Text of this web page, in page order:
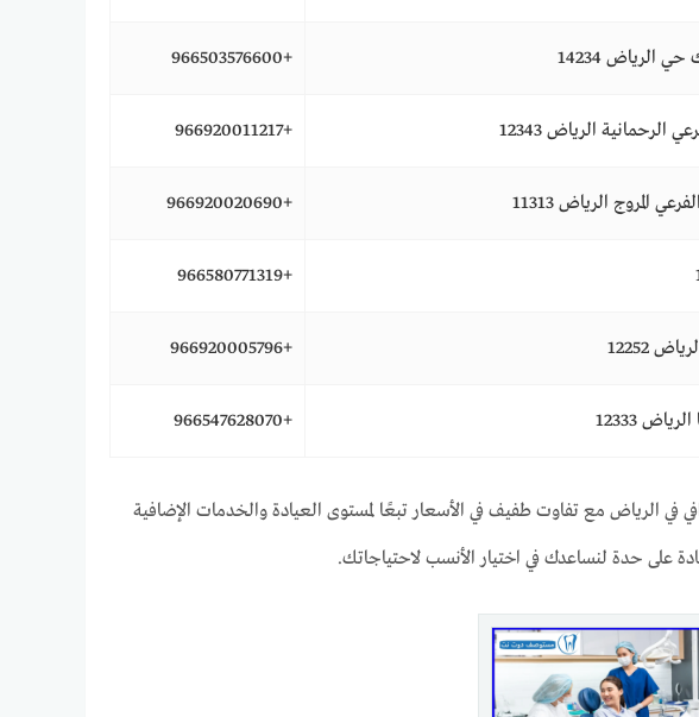
الرياض 14234 +966503576600
الرحمانية الرياض 12343 +966920011217
المروج الرياض 11313 +966920020690
+966580771319
12252
+966920005796
12333
+966547628070
الرياض مع تفاوت طفيف في الأسعار تبعًا لمستوى العيادة والخدمات الإضافية
على حدة لنساعدك في اختيار الأنسب لاحتياجاتك.